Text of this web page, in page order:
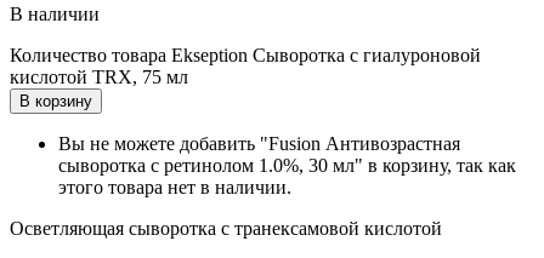
В наличии
Количество товара Ekseption Сыворотка с гиалуроновой
кислотой TRX, 75 мл
В корзину
Вы не можете добавить "Fusion Антивозрастная
сыворотка с ретинолом 1.0%, 30 мл" в корзину, так как
этого товара нет в наличии.
Осветляющая сыворотка с транексамовой кислотой